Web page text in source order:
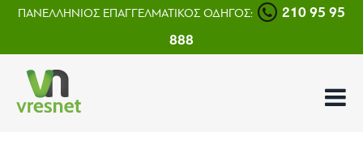
ΠΑΝΕΛΛΗΝΙΟΣ ΕΠΑΓΓΕΛΜΑΤΙΚΟΣ ΟΔΗΓΟΣ:
210 95 95
888